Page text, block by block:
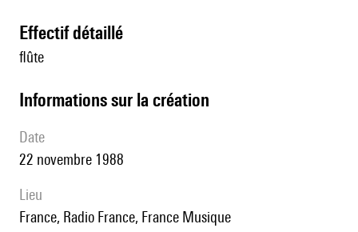
effectif détaillé
flûte
informations sur la création
date
22 novembre 1988
lieu
France, Radio France, France Musique